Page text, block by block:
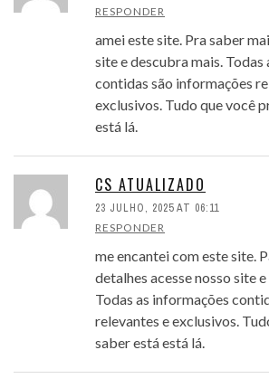
RESPONDER
amei este site. Pra saber
site e descubra mais. Todas
contidas são informações
exclusivos. Tudo que você
está lá.
CS ATUALIZADO
23 JULHO, 2025 AT 06:11
RESPONDER
me encantei com este site.
detalhes acesse nosso site
Todas as informações
relevantes e exclusivos.
saber está está lá.